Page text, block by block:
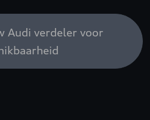
Audi verdeler voor